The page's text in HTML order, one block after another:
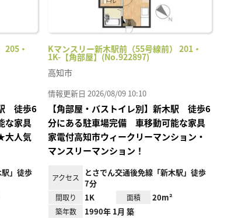
205・
駅 徒歩6
な家具
大人気
」徒歩
Kマンスリー新木駅前（55号線前） 201・
1K-【角部屋】(No.922897)
高知市
情報更新日 2026/08/09 10:10
【角部屋・バストイレ別】新木駅 徒歩6
分にある駐車場完備 車移動可能な家具
家電付高知市ウィークリーマンション・
マンスリーマンション！
アクセス
とさでん交通後免線「新木駅」徒歩
7分
間取り 1K 面積 20m²
築年数 1990年 1月 築